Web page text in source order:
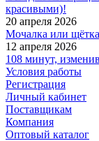
красивыми)!
20 апреля 2026
Мочалка или
12 апреля 2026
108 минут,
Условия работы
Регистрация
Личный кабинет
Поставщикам
Компания
Оптовый каталог